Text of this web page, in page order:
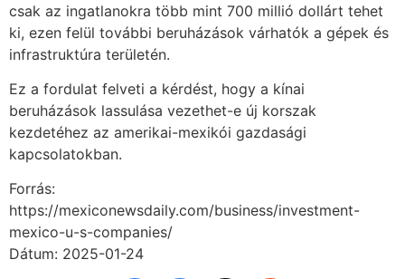
csak az ingatlanokra több mint 700 millió dollárt tehet
ki, ezen felül további beruházások várhatók a gépek és
infrastruktúra területén.
Ez a fordulat felveti a kérdést, hogy a kínai
beruházások lassulása vezethet-e új korszak
kezdetéhez az amerikai-mexikói gazdasági
kapcsolatokban.
Forrás:
https://mexiconewsdaily.com/business/investment-
mexico-u-s-companies/
Dátum: 2025-01-24